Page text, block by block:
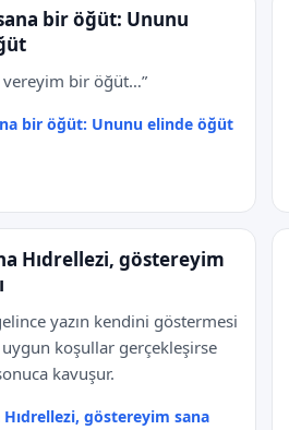
bir öğüt: Ununu
vereyim bir öğüt…”
bir öğüt: Ununu elinde öğüt
Hıdrellezi, göstereyim
yazın kendini göstermesi
koşullar gerçekleşirse
kavuşur.
göstereyim sana